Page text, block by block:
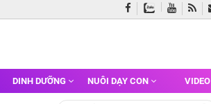
DINH DƯỠNG NUÔI DẠY CON VIDEO